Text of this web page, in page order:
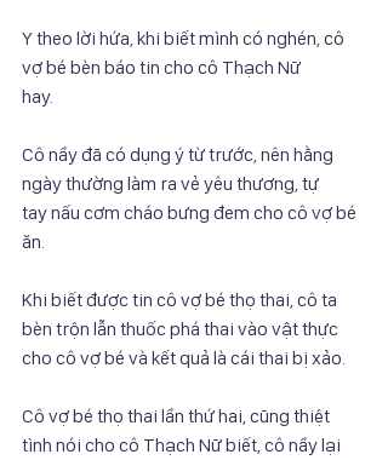
Y theo lời hứa, khi biết mình có nghén, cô
vợ bé bèn báo tin cho cô Thạch Nữ
hay.
Cô nầy đã có dụng ý từ trước, nên hằng
ngày thường làm ra vẻ yêu thương, tự
tay nấu cơm cháo bưng đem cho cô vợ bé
ăn.
Khi biết được tin cô vợ bé thọ thai, cô ta
bèn trộn lẫn thuốc phá thai vào vật thực
cho cô vợ bé và kết quả là cái thai bị xảo.
Cô vợ bé thọ thai lần thứ hai, cũng thiệt
tình nói cho cô Thạch Nữ biết, cô nầy lại